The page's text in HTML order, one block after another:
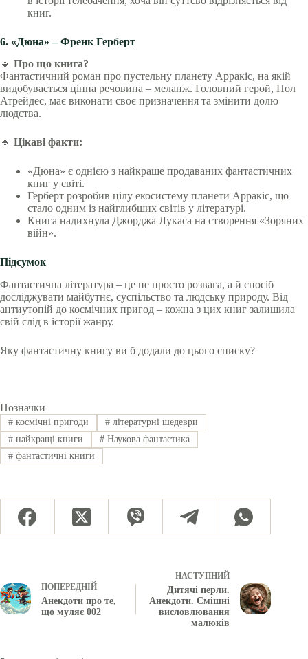
книг.
6. «Дюна» – Френк Герберт
🔹 Про що книга?
Фантастичний роман про пустельну планету Арракіс, на якій
видобувається цінна речовина – меланж. Головний герой, Пол
Атрейдес, має виконати своє призначення та змінити долю
людства.
🔹 Цікаві факти:
«Дюна» є однією з найкраще продаваних фантастичних
книг у світі.
Герберт розробив цілу екосистему планети Арракіс, що
стало одним із найглибших світів у літературі.
Книга надихнула Джорджа Лукаса на створення «Зоряних
війн».
Підсумок
Фантастична література – це не просто розвага, а й спосіб
досліджувати майбутнє, суспільство та людську природу. Від
антиутопій до космічних пригод – кожна з цих книг залишила
свій слід в історії жанру.
Яку фантастичну книгу ви б додали до цього списку?
Позначки
#космічні пригоди #літературні шедеври
#найкращі книги #Наукова фантастика
#фантастичні книги
ПОПЕРЕДНІЙ
Анекдоти про те,
що муляє 002
НАСТУПНИЙ
Дитячі перли.
Анекдоти. Смішні
висловлювання
малюків